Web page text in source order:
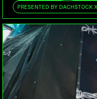
MIDILUX
SNUFF
MASTRA LIVE
PRESENTED BY DACHSTOCK